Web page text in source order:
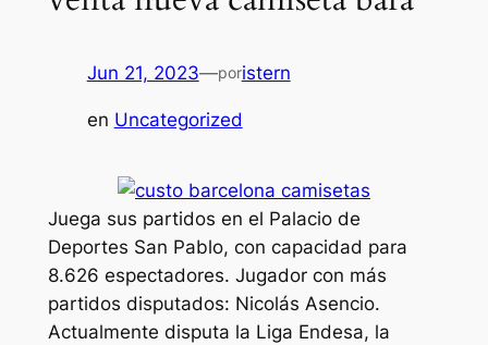
Jun 21, 2023—poristern
en Uncategorized
Juega sus partidos en el Palacio de
Deportes San Pablo, con capacidad para
8.626 espectadores. Jugador con más
partidos disputados: Nicolás Asencio.
Actualmente disputa la Liga Endesa, la